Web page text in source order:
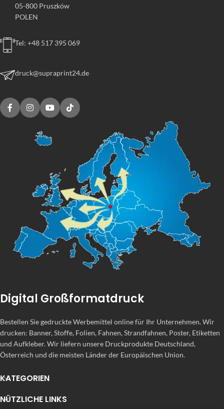
05-800 Pruszków
POLEN
Tel: +48 517 395 069
druck@supraprint24.de
Digital Großformatdruck
Bestellen Sie gedruckte Werbemittel online für Ihr Unternehmen. Wir
drucken: Banner, Stoffe, Folien, Fahnen, Strandfahnen, Poster, Etiketten
und Aufkleber. Wir liefern unsere Druckprodukte Deutschland,
Österreich und die meisten Länder der Europäischen Union.
KATEGORIEN
NÜTZLICHE LINKS